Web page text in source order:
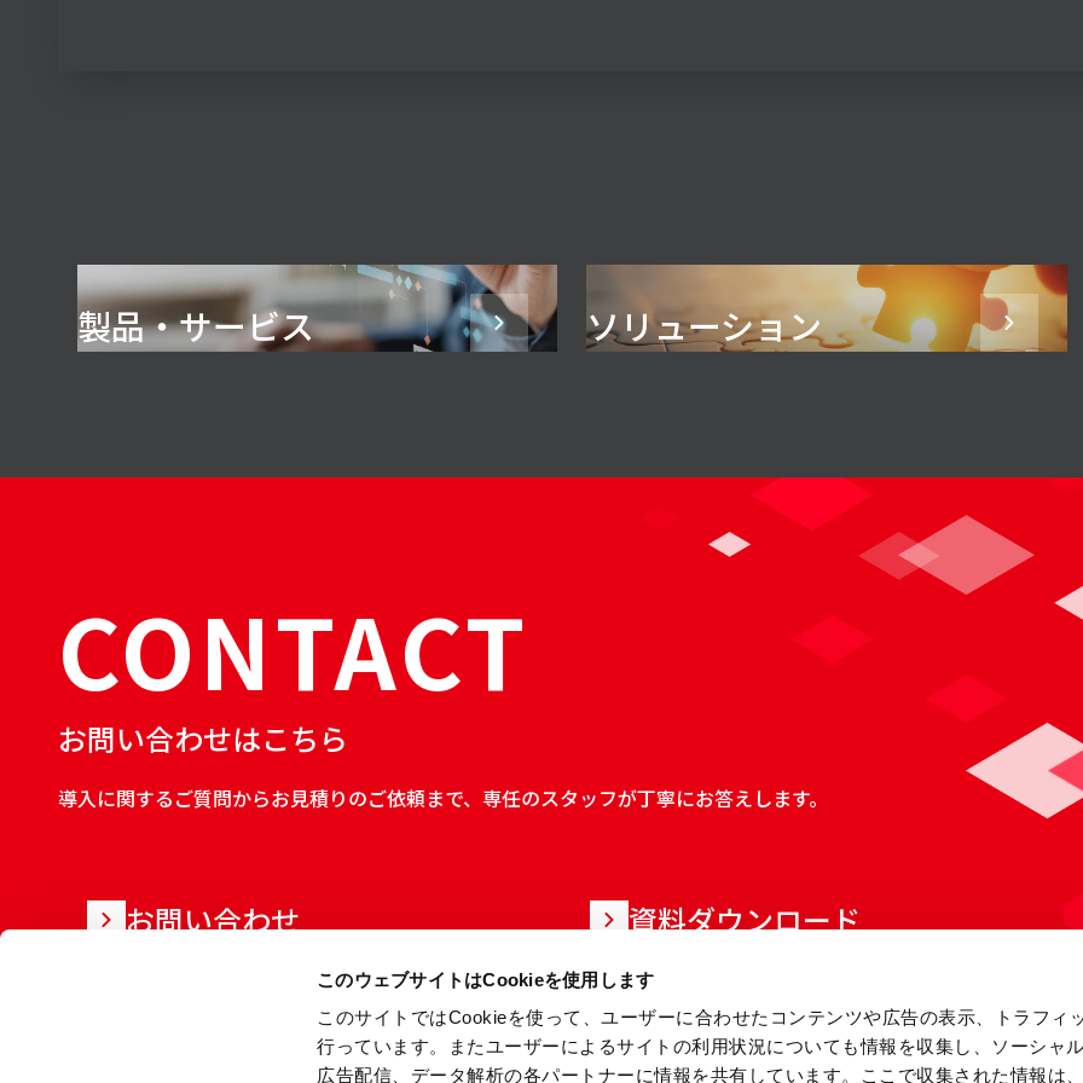
このウェブサイトはCookieを使用します
このサイトではCookieを使って、ユーザーに合わせたコンテンツや広告の表示、トラフィ
行っています。またユーザーによるサイトの利用状況についても情報を収集し、ソーシャ
広告配信、データ解析の各パートナーに情報を共有しています。ここで収集された情報は
製品・サービス ソリューション
CONTACT
お問い合わせはこちら
導入に関するご質問からお見積りのご依頼まで、専任のスタッフが丁寧にお答えします。
お問い合わせ 資料ダウンロード